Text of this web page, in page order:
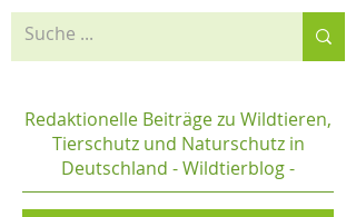
Redaktionelle Beiträge zu Wildtieren,
Tierschutz und Naturschutz in
Deutschland - Wildtierblog -